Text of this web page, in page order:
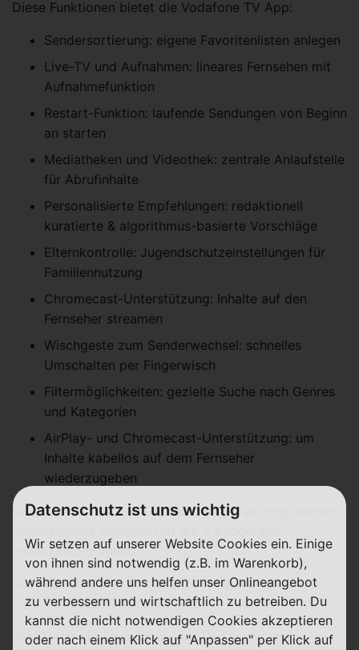
Diese Funktionen bietet die Vodafone TV App:
Sendersortierung: eigene Favoritenlisten anlegen
Live-TV und Aufnahmen: lineares Fernsehen mit
Aufnahmefunktion
Restart-Funktion: laufende Sendungen von Beginn
an starten
Mediatheken und Videothek: zentrale Anlaufstelle
für Abrufinhalte
Personalisierte Empfehlungen: redaktionell
kuratierte & algorithmus-basierte Vorschläge
Elternkontrolle: Jugendschutzeinstellungen für
Familiennutzung
Chromecast-Unterstützung: Inhalte auf den
Fernseher streamen
Wischgeste zum Senderwechsel: schnelles
Umschalten per Fingerwisch
Filtermöglichkeiten: gezielte Suche nach Genres
und Kategorien
AirPlay- und Chromecast-Unterstützung: um
Inhalte kabellos auf dem Fernseher
wiederzugeben
Du kannst bis zu drei Geräte mit der App registrieren,
gleichzeitig möglich.
Die App steht imApple App Storesowie inGoogles
Play Storezum Download parat.
GigaTV ist die Streaming- und TV-Lösung von
Datenschutz ist uns wichtig
Wir setzen auf unserer Website Cookies ein. Einige
von ihnen sind notwendig (z.B. im Warenkorb),
während andere uns helfen unser Onlineangebot
zu verbessern und wirtschaftlich zu betreiben. Du
kannst die nicht notwendigen Cookies akzeptieren
oder nach einem Klick auf "Anpassen" per Klick auf